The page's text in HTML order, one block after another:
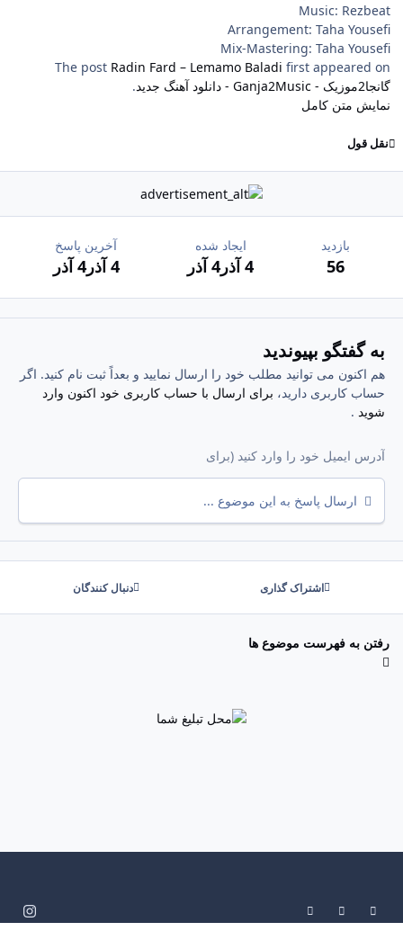
Music: Rezbeat
Arrangement: Taha Yousefi
Mix-Mastering: Taha Yousefi
The post Radin Fard – Lemamo Baladi first appeared on
گانجا2موزیک - Ganja2Music - دانلود آهنگ جدید
.
نمایش متن کامل
نقل قول
بازدید
56
ایجاد شده
4 آذر 4 آذر
آخرین پاسخ
4 آذر 4 آذر
به گفتگو بپیوندید
هم اکنون می توانید مطلب خود را ارسال نمایید و بعداً ثبت نام کنید. اگر
حساب کاربری دارید، برای ارسال با حساب کاربری خود اکنون وارد
شوید .
ارسال پاسخ به این موضوع ...
اشتراک گذاری دنبال کنندگان
رفتن به فهرست موضوع ها
Light Mode
Dark Mode
System Preference